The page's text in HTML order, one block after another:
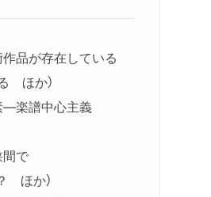
品が存在している
ほか）
―楽譜中心主義
間で
ほか）